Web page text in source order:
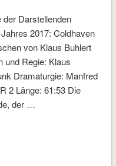
Darstellenden
2017: Coldhaven
von Klaus Buhlert
und Regie: Klaus
Dramaturgie: Manfred
2 Länge: 61:53 Die
der …